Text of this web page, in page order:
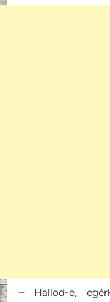
– Hallod-e,